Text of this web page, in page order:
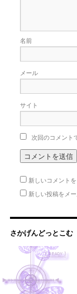
名前
メール
サイト
次回のコメント
新しいコメント
新しい投稿をメ
さかげんどっとこむ